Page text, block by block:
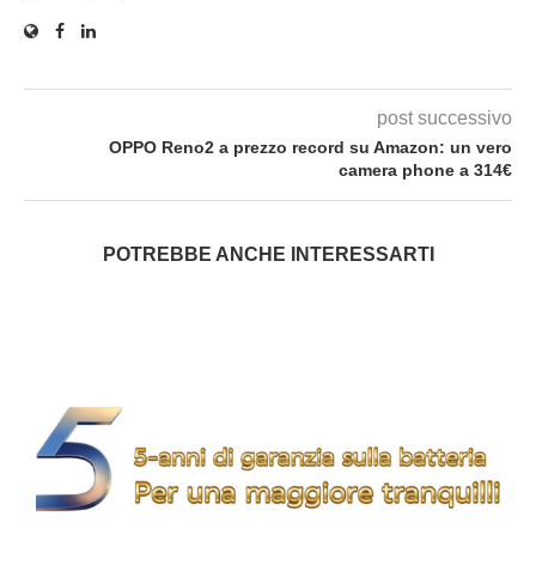
post successivo
OPPO Reno2 a prezzo record su Amazon: un vero
camera phone a 314€
POTREBBE ANCHE INTERESSARTI